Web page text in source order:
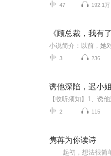
47 192.1万
3 236
2 115
隽苒为你读诗